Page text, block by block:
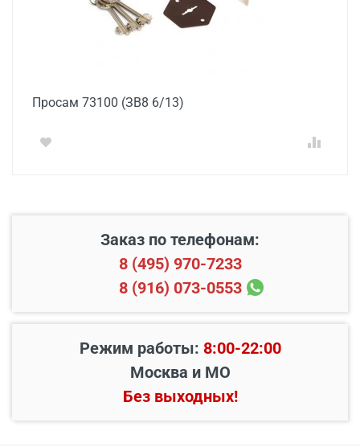
Просам 73100 (ЗВ8 6/13)
Заказ по телефонам:
8 (495) 970-7233
8 (916) 073-0553
Режим работы: 8:00-22:00
Москва и МО
Без выходных!